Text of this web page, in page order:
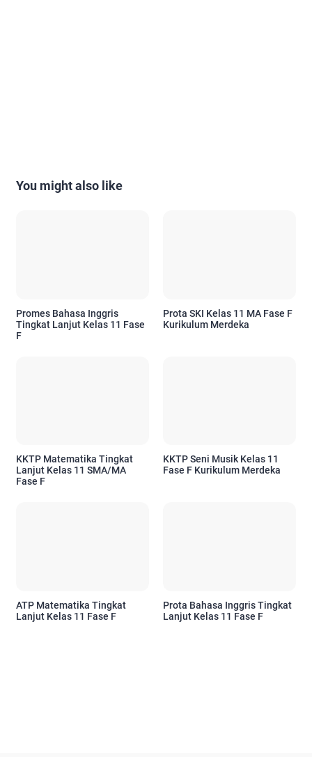
You might also like
Promes Bahasa Inggris
Tingkat Lanjut Kelas 11 Fase
F
Prota SKI Kelas 11 MA Fase F
Kurikulum Merdeka
KKTP Matematika Tingkat
Lanjut Kelas 11 SMA/MA
Fase F
KKTP Seni Musik Kelas 11
Fase F Kurikulum Merdeka
ATP Matematika Tingkat
Lanjut Kelas 11 Fase F
Prota Bahasa Inggris Tingkat
Lanjut Kelas 11 Fase F